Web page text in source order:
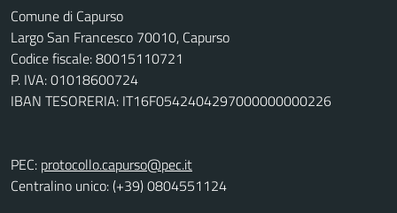
Comune di Capurso
Largo San Francesco 70010, Capurso
Codice fiscale: 80015110721
P. IVA: 01018600724
IBAN TESORERIA: IT16F0542404297000000000226
PEC: protocollo.capurso@pec.it
Centralino unico: (+39) 0804551124